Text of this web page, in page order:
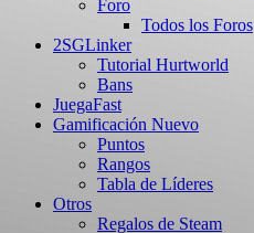
Foro
Todos los Foros
2SGLinker
Tutorial Hurtworld
Bans
JuegaFast
Gamificación Nuevo
Puntos
Rangos
Tabla de Líderes
Otros
Regalos de Steam